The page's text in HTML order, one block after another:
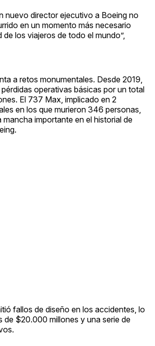
nuevo director ejecutivo a Boeing no
en un momento más necesario
de los viajeros de todo el mundo”,
a retos monumentales. Desde 2019,
operativas básicas por un total
El 737 Max, implicado en 2
en los que murieron 346 personas,
mancha importante en el historial de
fallos de diseño en los accidentes, lo
de $20.000 millones y una serie de